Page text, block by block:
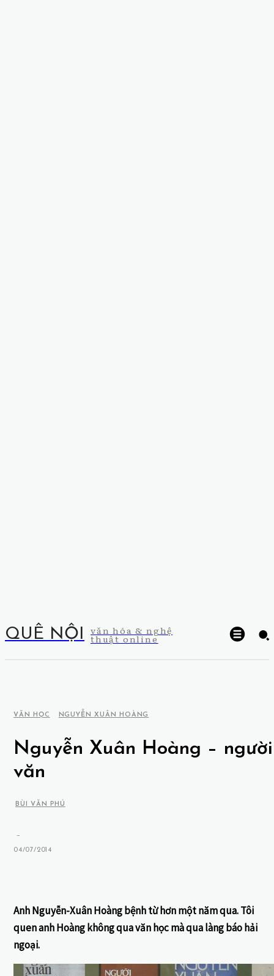
QUÊ NỘI văn hóa & nghệ
thuật online
VĂN HỌC NGUYỄN XUÂN HOÀNG
Nguyễn Xuân Hoàng –
văn
BÙI VĂN PHÚ
-
04/07/2014
Anh Nguyễn-Xuân Hoàng bệnh từ hơn một năm qua. Tôi
quen anh Hoàng không qua văn học mà qua làng báo hải
ngoại.